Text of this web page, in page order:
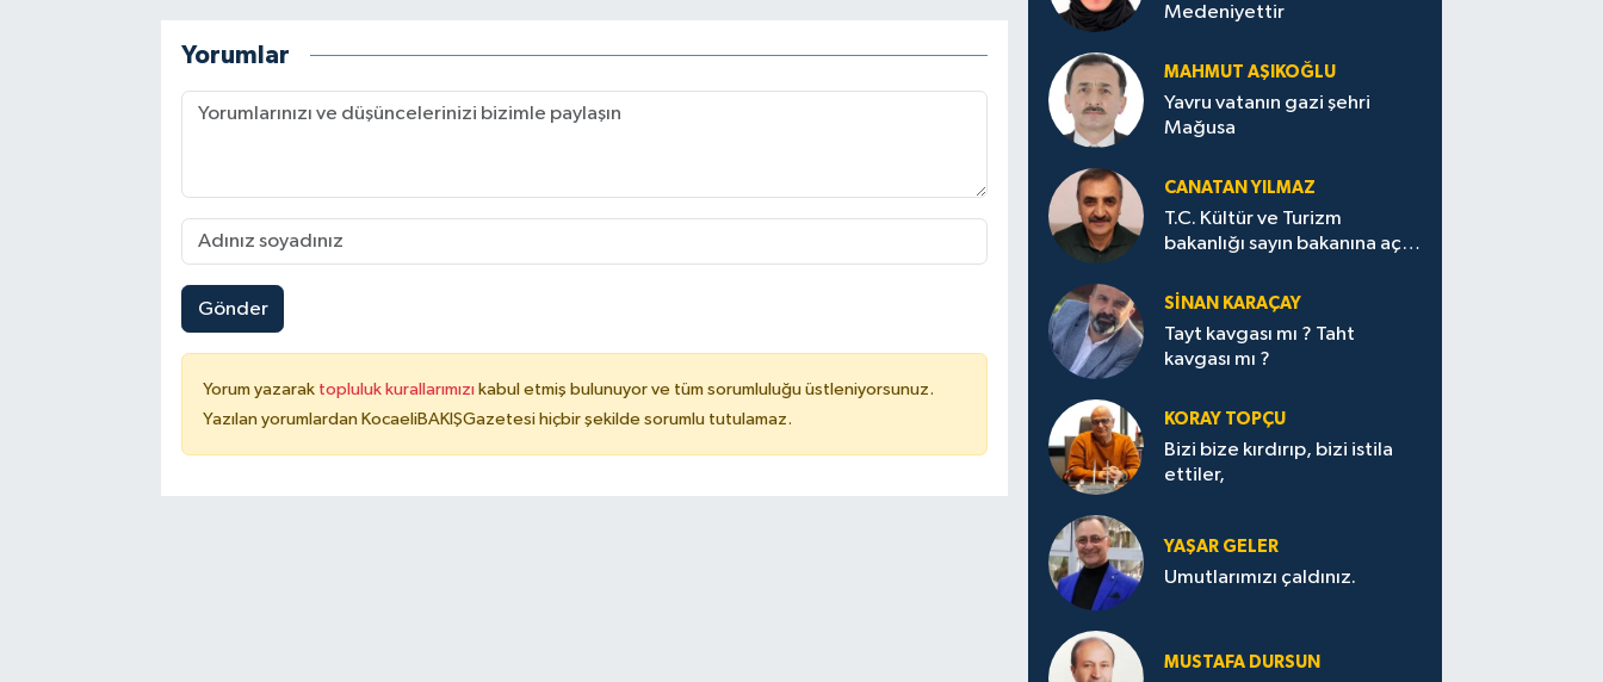
Yorumlar
Gönder
Yorum yazarak topluluk kurallarımızı kabul etmiş bulunuyor ve tüm sorumluluğu üstleniyorsunuz.
Yazılan yorumlardan KocaeliBAKIŞGazetesi hiçbir şekilde sorumlu tutulamaz.
Medeniyettir
MAHMUT AŞIKOĞLU
Yavru vatanın gazi şehri
Mağusa
CANATAN YILMAZ
T.C. Kültür ve Turizm
bakanlığı sayın bakanına açık
SİNAN KARAÇAY
Tayt kavgası mı ? Taht
kavgası mı ?
KORAY TOPÇU
Bizi bize kırdırıp, bizi istila
ettiler,
YAŞAR GELER
Umutlarımızı çaldınız.
MUSTAFA DURSUN